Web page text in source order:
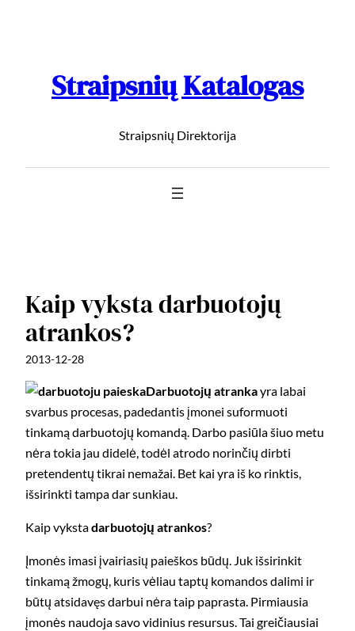
Straipsnių Katalogas
Straipsnių Direktorija
Kaip vyksta darbuotojų
atrankos?
2013-12-28
Darbuotojų atrankayra labai
svarbus procesas, padedantis įmonei suformuoti
tinkamą darbuotojų komandą. Darbo pasiūla šiuo metu
nėra tokia jau didelė, todėl atrodo norinčių dirbti
pretendentų tikrai nemažai. Bet kai yra iš ko rinktis,
išsirinkti tampa dar sunkiau.
Kaip vykstadarbuotojų atrankos?
Įmonės imasi įvairiasių paieškos būdų. Juk išsirinkit
tinkamą žmogų, kuris vėliau taptų komandos dalimi ir
būtų atsidavęs darbui nėra taip paprasta. Pirmiausia
įmonės naudoja savo vidinius resursus. Tai greičiausiai